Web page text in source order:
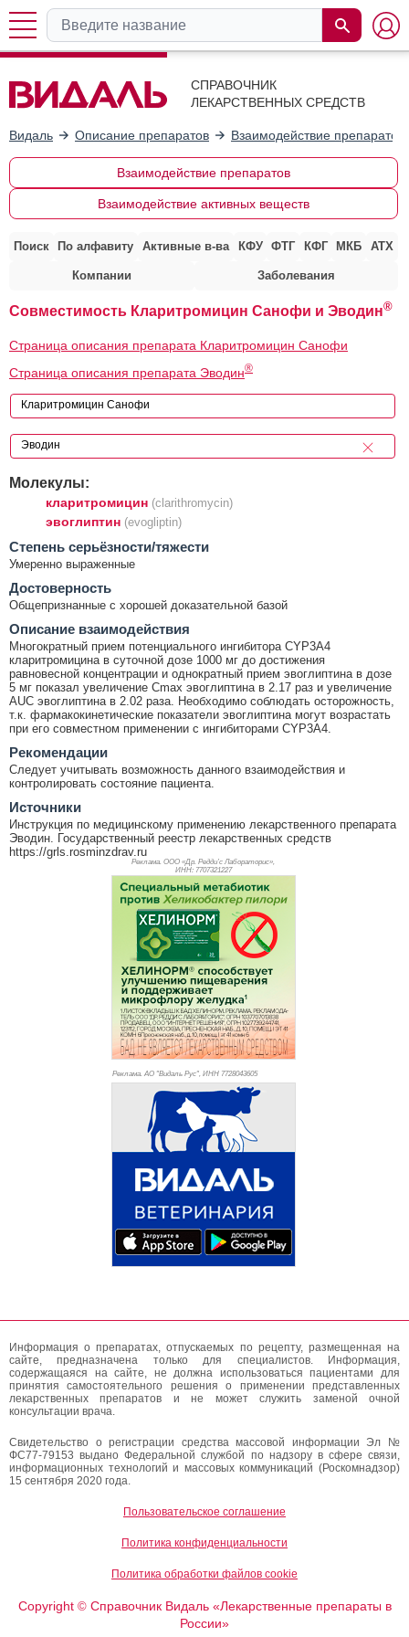
СПРАВОЧНИК
ЛЕКАРСТВЕННЫХ СРЕДСТВ
Видаль Описание препаратов Взаимодействие препаратов
Взаимодействие препаратов
Взаимодействие активных веществ
Поиск По алфавиту Активные в-ва КФУ ФТГ КФГ МКБ АТХ
Компании Заболевания
Совместимость Кларитромицин Санофи и Эводин®
Страница описания препарата Кларитромицин Санофи
Страница описания препарата Эводин®
Молекулы:
кларитромицин (clarithromycin)
эвоглиптин (evogliptin)
Cтепень серьёзности/тяжести
Умеренно выраженные
Достоверность
Общепризнанные с хорошей доказательной базой
Описание взаимодействия
Многократный прием потенциального ингибитора CYP3A4
кларитромицина в суточной дозе 1000 мг до достижения
равновесной концентрации и однократный прием эвоглиптина в дозе
5 мг показал увеличение Cmax эвоглиптина в 2.17 раз и увеличение
AUC эвоглиптина в 2.02 раза. Необходимо соблюдать осторожность,
т.к. фармакокинетические показатели эвоглиптина могут возрастать
при его совместном применении с ингибиторами CYP3A4.
Рекомендации
Следует учитывать возможность данного взаимодействия и
контролировать состояние пациента.
Источники
Инструкция по медицинскому применению лекарственного препарата
Эводин. Государственный реестр лекарственных средств
https://grls.rosminzdrav.ru
Реклама. ООО «Др. Редди’с Лабораторис»,
ИНН: 7707321227
Реклама. АО "Видаль Рус", ИНН 7728043605
Информация о препаратах, отпускаемых по рецепту, размещенная на
сайте, предназначена только для специалистов. Информация,
содержащаяся на сайте, не должна использоваться пациентами для
принятия самостоятельного решения о применении представленных
лекарственных препаратов и не может служить заменой очной
консультации врача.
Свидетельство о регистрации средства массовой информации Эл №
ФС77-79153 выдано Федеральной службой по надзору в сфере связи,
информационных технологий и массовых коммуникаций (Роскомнадзор)
15 сентября 2020 года.
Пользовательское соглашение
Политика конфиденциальности
Политика обработки файлов cookie
Copyright ©Справочник Видаль «Лекарственные препараты в
России»